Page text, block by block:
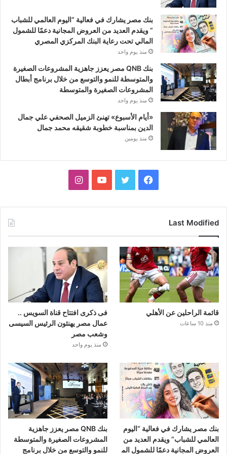
بنك مصر يشارك في فعالية “اليوم العالمي للشباب
” ويقدم العديد من العروض المجانية دعمًا للشمول
المالي تحت رعاية البنك المركزي المصري
منذ يوم واحد
بنك QNB مصر يعزز جاهزية المشروعات الصغيرة
والمتوسطة للنمو والتوسع من خلال برنامج أبطال
المشروعات الصغيرة والمتوسطة
منذ يوم واحد
«أيام الأسبوع» تهنئ الزميل الصحفي علي جمال
الدين بمناسبة خطوبة شقيقه محمد جمال
منذ يومين
فيسبوك تويتر يوتيوبانستقرام
Last Modified
قائمة الراحلين عن الأهلي
منذ 10 ساعات
فى ذكرى افتتاح قناة السويس ..
عمال مصر يهنئون الرئيس السيسى
وشعب مصر
منذ يوم واحد
بنك مصر يشارك في فعالية “اليوم
العالمي للشباب” ويقدم العديد من
العروض المجانية دعمًا للشمول الم
بنك QNB مصر يعزز جاهزية
المشروعات الصغيرة والمتوسطة
للنمو والتوسع من خلال برنامج